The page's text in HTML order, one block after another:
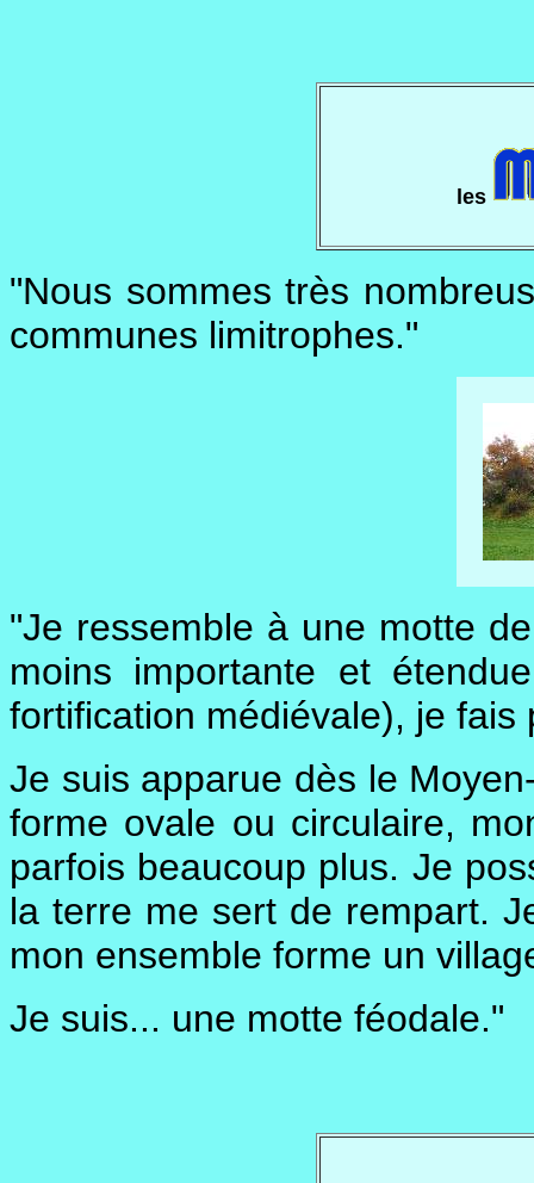
les
"Nous sommes très
communes limitrophes."
"Je ressemble à une motte
moins importante et
fortification médiévale), je
Je suis apparue dès le
forme ovale ou circulaire,
parfois beaucoup plus. Je
la terre me sert de rempart.
mon ensemble forme un
Je suis... une motte féodale."